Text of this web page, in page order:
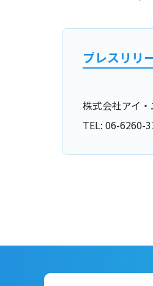
プレスリリ
株式会社アイ
TEL: 06-6260-